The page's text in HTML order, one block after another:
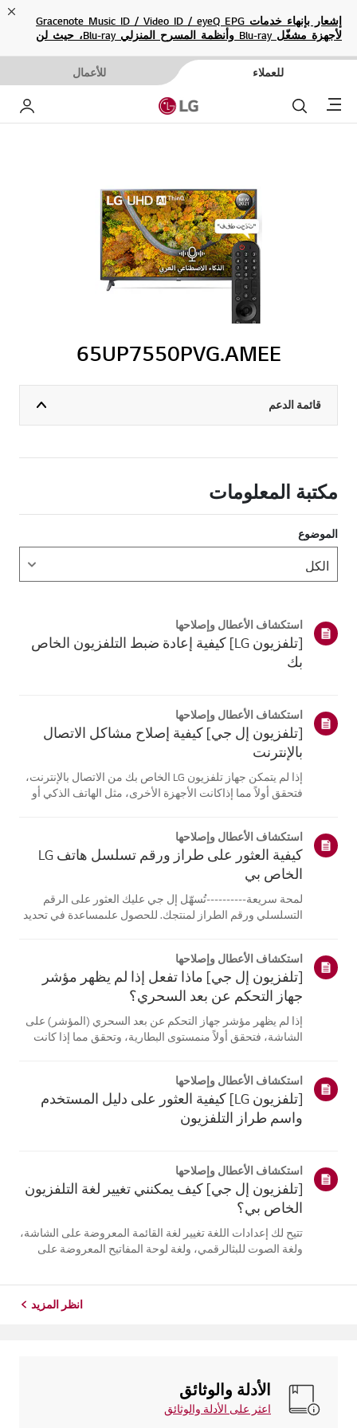
إشعار بإنهاء خدمات Gracenote Music ID / Video ID / eyeQ EPG
لأجهزة مشغّل Blu-ray وأنظمة المسرح المنزلي Blu-ray، حيث لن
للعملاء للأعمال
Menu بحث
65UP7550PVG.AMEE
قائمة الدعم
مكتبة المعلومات
الموضوع
استكشاف الأعطال وإصلاحها
[تلفزيون LG] كيفية إعادة ضبط التلفزيون الخاص
بك
استكشاف الأعطال وإصلاحها
[تلفزيون إل جي] كيفية إصلاح مشاكل الاتصال
بالإنترنت
إذا لم يتمكن جهاز تلفزيون LG الخاص بك من الاتصال بالإنترنت،
فتحقق أولاً مما إذاكانت الأجهزة الأخرى، مثل الهاتف الذكي أو
تكمن في جها...
استكشاف الأعطال وإصلاحها
كيفية العثور على طراز ورقم تسلسل هاتف LG
الخاص بي
لمحة سريعة----------تُسهّل إل جي عليك العثور على الرقم
التسلسلي ورقم الطراز لمنتجك. للحصول علىمساعدة في تحديد
تختلف الصور أو ا...
استكشاف الأعطال وإصلاحها
[تلفزيون إل جي] ماذا تفعل إذا لم يظهر مؤشر
جهاز التحكم عن بعد السحري؟
إذا لم يظهر مؤشر جهاز التحكم عن بعد السحري (المؤشر) على
الشاشة، فتحقق أولاً منمستوى البطارية، وتحقق مما إذا كانت
التلفزيون. أعد تسج...
استكشاف الأعطال وإصلاحها
[تلفزيون LG] كيفية العثور على دليل المستخدم
واسم طراز التلفزيون
استكشاف الأعطال وإصلاحها
[تلفزيون إل جي] كيف يمكنني تغيير لغة التلفزيون
الخاص بي؟
تتيح لك إعدادات اللغة تغيير لغة القائمة المعروضة على الشاشة،
ولغة الصوت للبثالرقمي، ولغة لوحة المفاتيح المعروضة على
انظر المزيد
الأدلة والوثائق
اعثر على الأدلة والوثائق